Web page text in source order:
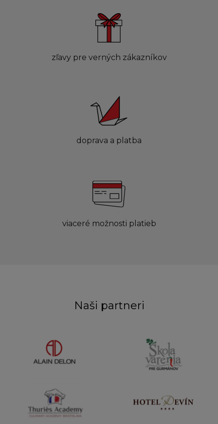
zľavy pre verných zákazníkov
doprava a platba
viaceré možnosti platieb
Naši partneri